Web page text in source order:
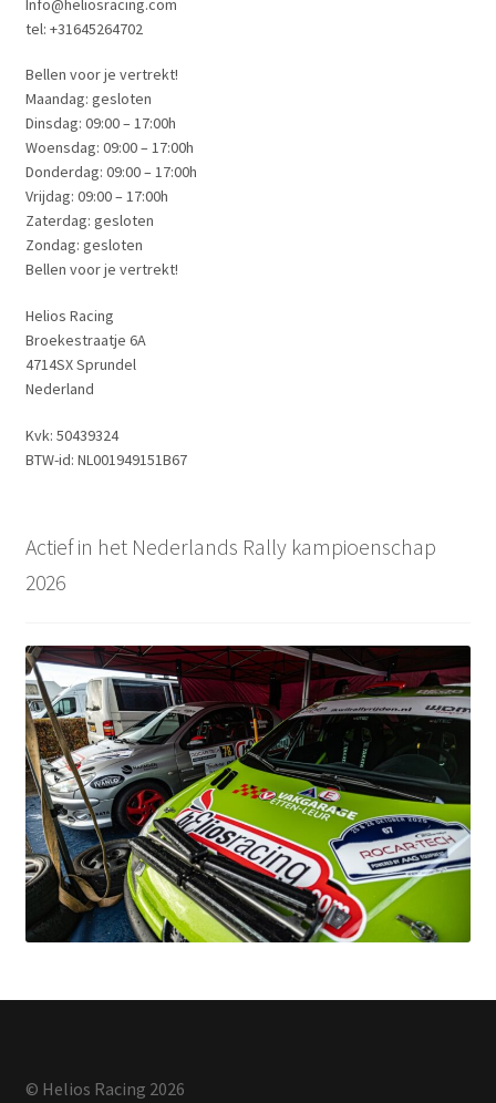
Info@heliosracing.com
tel: +31645264702
Bellen voor je vertrekt!
Maandag: gesloten
Dinsdag: 09:00 – 17:00h
Woensdag: 09:00 – 17:00h
Donderdag: 09:00 – 17:00h
Vrijdag: 09:00 – 17:00h
Zaterdag: gesloten
Zondag: gesloten
Bellen voor je vertrekt!
Helios Racing
Broekestraatje 6A
4714SX Sprundel
Nederland
Kvk: 50439324
BTW-id: NL001949151B67
Actief in het Nederlands Rally kampioenschap
2026
© Helios Racing 2026